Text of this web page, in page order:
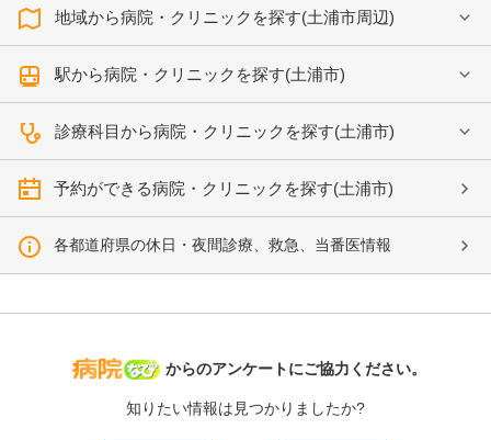
地域から病院・クリニックを探す(土浦市周辺)
駅から病院・クリニックを探す(土浦市)
診療科目から病院・クリニックを探す(土浦市)
予約ができる病院・クリニックを探す(土浦市)
各都道府県の休日・夜間診療、救急、当番医情報
病院なび
からのアンケートにご協力ください。
知りたい情報は見つかりましたか?